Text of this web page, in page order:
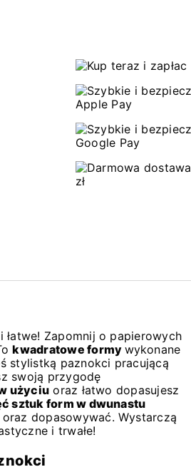
Zapomnij o papierowych
kwadratowe formy wykonane
stylistką paznokci pracującą
swoją przygodę
użyciu oraz łatwo dopasujesz
sztuk form w dwunastu
dopasowywać. Wystarczą
i trwałe!